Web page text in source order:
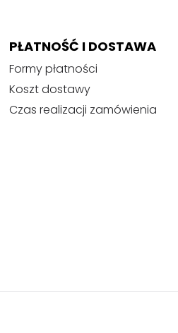
PŁATNOŚĆ I DOSTAWA
Formy płatności
Koszt dostawy
Czas realizacji zamówienia